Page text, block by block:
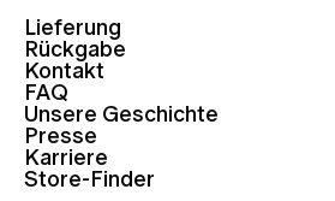
Lieferung
Rückgabe
Kontakt
FAQ
Unsere Geschichte
Presse
Karriere
Store-Finder